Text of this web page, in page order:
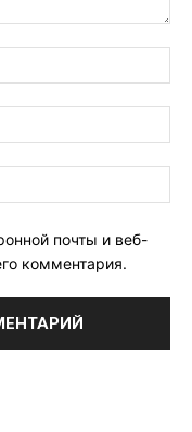
почты и веб-
комментария.